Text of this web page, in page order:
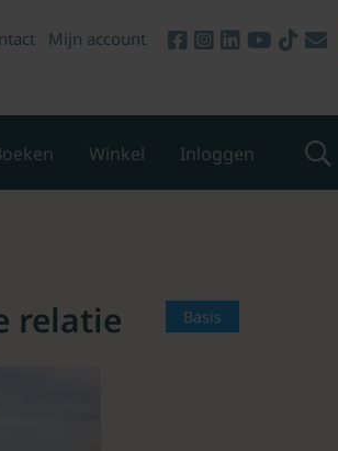
Mijn account
Winkel Inloggen
Basis
relatie